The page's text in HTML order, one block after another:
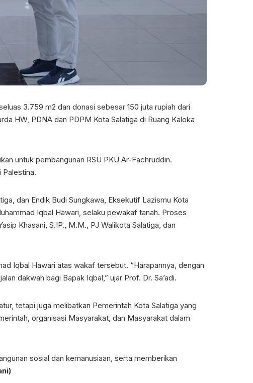
3.759 m2 dan donasi sebesar 150 juta rupiah dari
HW, PDNA dan PDPM Kota Salatiga di Ruang Kaloka
untuk pembangunan RSU PKU Ar-Fachruddin.
Palestina.
dan Endik Budi Sungkawa, Eksekutif Lazismu Kota
Iqbal Hawari, selaku pewakaf tanah. Proses
Khasani, S.IP., M.M., PJ Walikota Salatiga, dan
Iqbal Hawari atas wakaf tersebut. “Harapannya, dengan
dakwah bagi Bapak Iqbal,” ujar Prof. Dr. Sa’adi.
tetapi juga melibatkan Pemerintah Kota Salatiga yang
organisasi Masyarakat, dan Masyarakat dalam
sosial dan kemanusiaan, serta memberikan